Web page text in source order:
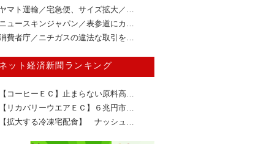
ヤマト運輸／宅急便、サイズ拡大／…
ニュースキンジャパン／表参道にカ…
費者庁／ニチガスの違法な取引を…
ット経済新聞ランキング
【コーヒーＥＣ】止まらない原料高…
【リカバリーウエアＥＣ】６兆円市…
【拡大する冷凍宅配食】 ナッシュ…